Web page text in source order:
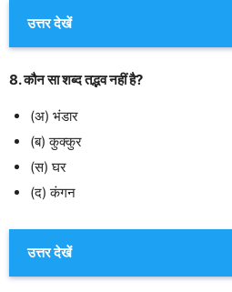
उत्तर देखें
8. कौन सा शब्द तद्भव नहीं है?
(अ) भंडार
(ब) कुक्कुर
(स) घर
(द) कंगन
उत्तर देखें